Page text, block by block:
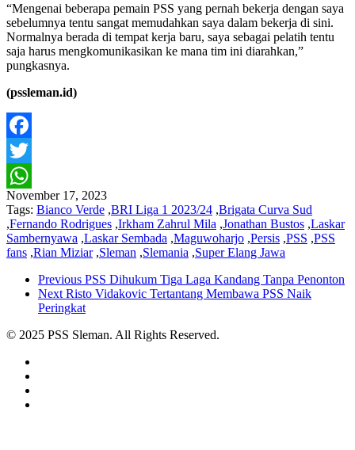
“Mengenai beberapa pemain PSS yang pernah bekerja dengan saya
sebelumnya tentu sangat memudahkan saya dalam bekerja di sini.
Normalnya berada di tempat kerja baru, saya sebagai pelatih tentu
saja harus mengkomunikasikan ke mana tim ini diarahkan,”
pungkasnya.
(pssleman.id)
Facebook
Twitter
WhatsApp
November 17, 2023
Tags: Bianco Verde ,BRI Liga 1 2023/24 ,Brigata Curva Sud
,Fernando Rodrigues ,Irkham Zahrul Mila ,Jonathan Bustos ,Laskar
Sambernyawa ,Laskar Sembada ,Maguwoharjo ,Persis ,PSS ,PSS
fans ,Rian Miziar,Sleman ,Slemania ,Super Elang Jawa
Previous PSS Dihukum Tiga Laga Kandang Tanpa Penonton
Next Risto Vidakovic Tertantang Membawa PSS Naik
Peringkat
© 2025 PSS Sleman. All Rights Reserved.